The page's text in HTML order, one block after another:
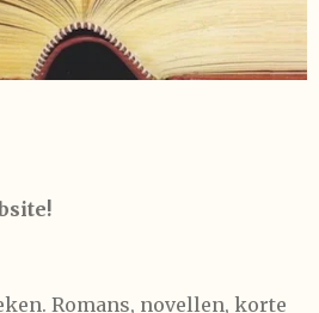
Romans, novellen, korte